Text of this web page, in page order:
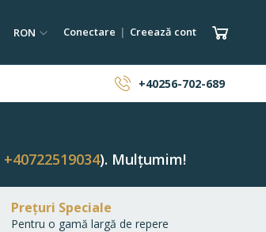
Monedă
RON Conectare Creează cont Coșul
+40256-702-689
+40722519034). Mulțumim!
Prețuri Speciale
Pentru o gamă largă de repere